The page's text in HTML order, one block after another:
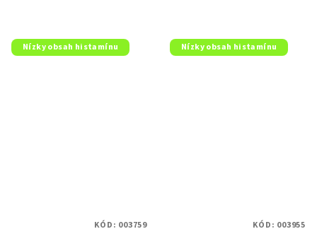
Nízky obsah histamínu
KÓD: 003759
Nízky obsah histamínu
KÓD: 003955